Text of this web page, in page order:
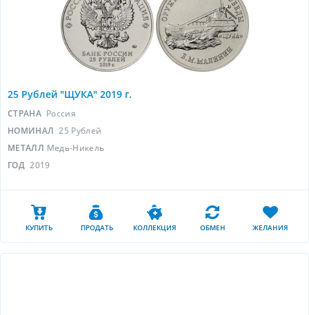
25 Рублей "ЩУКА" 2019 г.
СТРАНА Россия
НОМИНАЛ 25 Рублей
МЕТАЛЛ Медь-Никель
ГОД 2019
КУПИТЬ ПРОДАТЬ КОЛЛЕКЦИЯ ОБМЕН ЖЕЛАНИЯ